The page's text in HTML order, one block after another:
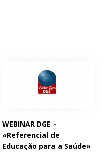
WEBINAR DGE -
«Referencial de
Educação para a Saúde»